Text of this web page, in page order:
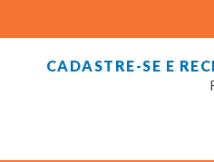
CADASTRE-SE E